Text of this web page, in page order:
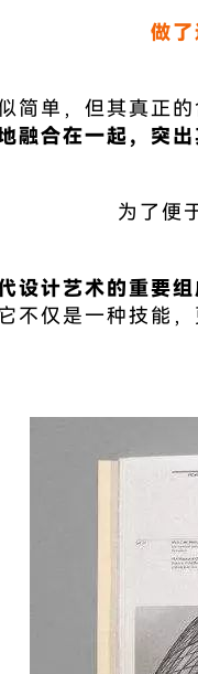
做
简单，但其真正
融合在一起，突
为了便
设计艺术的重要
不仅是一种技能